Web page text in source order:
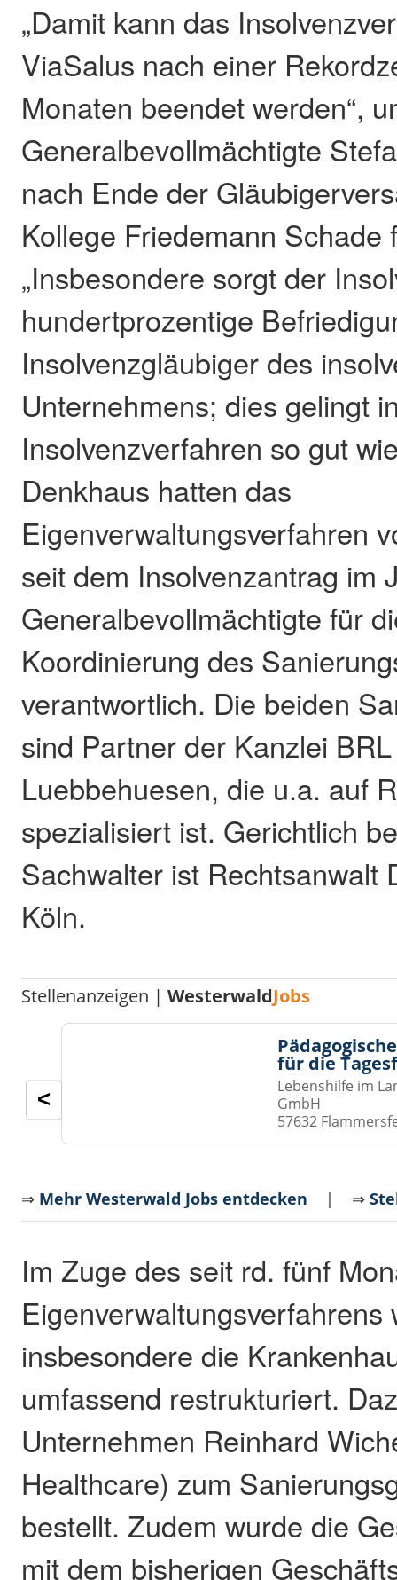
„Damit kann das
ViaSalus nach einer
Monaten beendet werden“,
Generalbevollmächtigte
nach Ende der
Kollege Friedemann Schade
„Insbesondere sorgt der
hundertprozentige
Insolvenzgläubiger des
Unternehmens; dies gelingt
Insolvenzverfahren so gut
Denkhaus hatten das
Eigenverwaltungsverfahren
seit dem Insolvenzantrag im
Generalbevollmächtigte für
Koordinierung des
verantwortlich. Die beiden
sind Partner der Kanzlei
Luebbehuesen, die u.a. auf
spezialisiert ist. Gerichtlich
Sachwalter ist Rechtsanwalt
Köln.
Stellenanzeigen |WesterwaldJobs
für die
Lebenshilfe im
GmbH
57632
<
⇒ Mehr Westerwald Jobs entdecken | ⇒
Im Zuge des seit rd. fünf
Eigenverwaltungsverfahrens
insbesondere die
umfassend restrukturiert.
Unternehmen Reinhard
Healthcare) zum
bestellt. Zudem wurde die
mit dem bisherigen